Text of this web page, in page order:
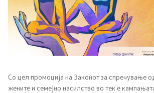
Eвропски интеграции и меѓународна
соработка
Односи со јавност
Соопштенија
Со цел промоција на Законот за спречување
жените и семејно насилство во тек е